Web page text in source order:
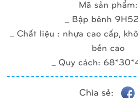
Mã sản phẩm:
_ Bập bênh
_ Chất liệu : nhựa cao cấp,
bền cao
_ Quy cách:
Chia sẻ: